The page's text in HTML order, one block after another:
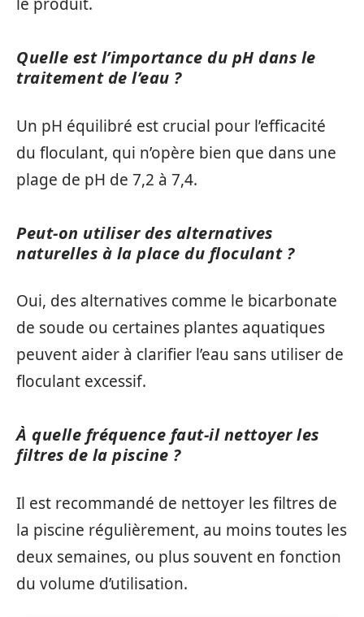
Quelle est l’importance du pH dans le
traitement de l’eau ?
Un pH équilibré est crucial pour l’efficacité
du floculant, qui n’opère bien que dans une
plage de pH de 7,2 à 7,4.
Peut-on utiliser des alternatives
naturelles à la place du floculant ?
Oui, des alternatives comme le bicarbonate
de soude ou certaines plantes aquatiques
peuvent aider à clarifier l’eau sans utiliser de
floculant excessif.
À quelle fréquence faut-il nettoyer les
filtres de la piscine ?
Il est recommandé de nettoyer les filtres de
la piscine régulièrement, au moins toutes les
deux semaines, ou plus souvent en fonction
du volume d’utilisation.